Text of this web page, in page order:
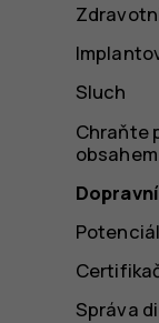
Sluch
Chraňte
obsahem
Správa